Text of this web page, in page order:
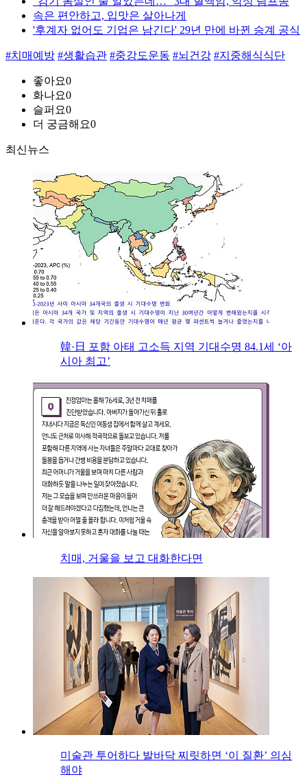
속은 편안하고, 입맛은 살아나게
'후계자 없어도 기업은 남긴다' 29년 만에 바뀐 승계 공식
#치매예방 #생활습관 #중강도운동 #뇌건강 #지중해식식단
좋아요0
화나요0
슬퍼요0
더 궁금해요0
최신뉴스
韓·日 포함 아태 고소득 지역 기대수명 84.1세 ‘아
시아 최고’
치매, 거울을 보고 대화한다면
미술관 투어하다 발바닥 찌릿하면 ‘이 질환’ 의심
해야